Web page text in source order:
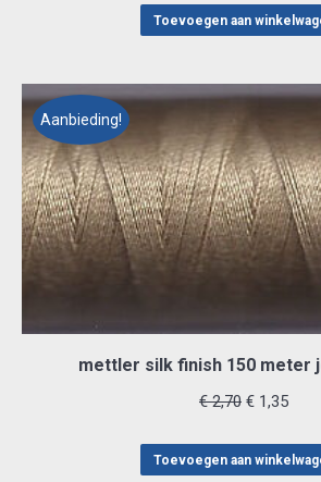
was: is:
Toevoegen aan
Aanbieding!
mettler silk finish 150 meter
€2,70
was:
€ 1,35
is:
Toevoegen aan